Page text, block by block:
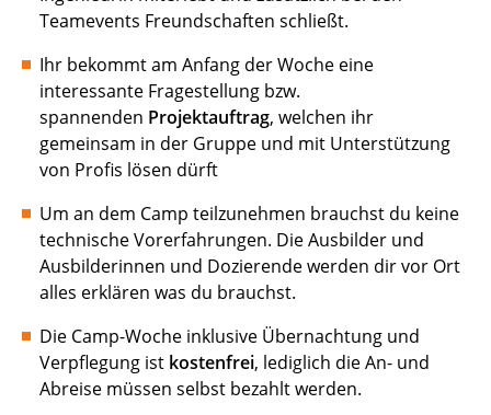
Teamevents Freundschaften schließt.
Ihr bekommt am Anfang der Woche eine
interessante Fragestellung bzw.
spannenden Projektauftrag, welchen ihr
gemeinsam in der Gruppe und mit Unterstützung
von Profis lösen dürft
Um an dem Camp teilzunehmen brauchst du keine
technische Vorerfahrungen. Die Ausbilder und
Ausbilderinnen und Dozierende werden dir vor Ort
alles erklären was du brauchst.
Die Camp-Woche inklusive Übernachtung und
Verpflegung ist kostenfrei, lediglich die An- und
Abreise müssen selbst bezahlt werden.